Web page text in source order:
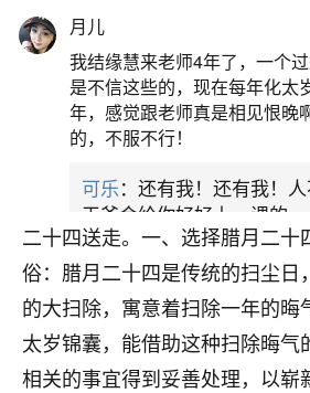
的化太岁锦囊，需要在早晨7点到
下，清理掉上面的灰尘，然后在
挂起，继续发挥其作用。
2、太岁锦囊满一年送走的时间
太岁锦囊满一年后通常建
二十四送走。一、选择腊月二十
俗：腊月二十四是传统的扫尘日
的大扫除，寓意着扫除一年的晦
太岁锦囊，能借助这种扫除晦气
相关的事宜得到妥善处理，以崭
月儿
我结缘慧来老师4年了，一个
是不信这些的，现在每年化太
年，感觉跟老师真是相见恨晚
的，不服不行！
可乐：还有我！还有我！
天爷会给你好好上一课的。
哪样不服都不行！
平安是福：我也是每年找
卦，认识老师3年了，都是
17分钟前 来自湖北